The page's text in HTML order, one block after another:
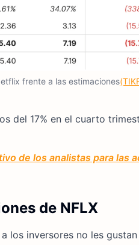
frente a las estimaciones
del 17% en el cuarto
de los analistas para las
de NFLX
los inversores no les